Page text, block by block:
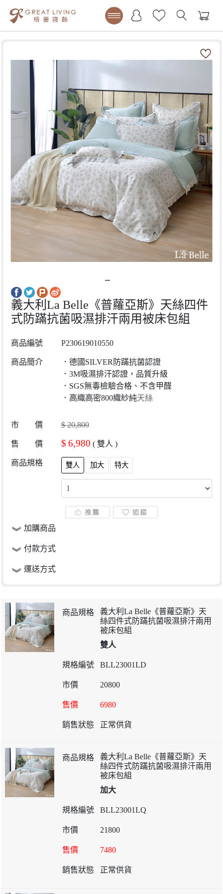
義大利La Belle《普蘿亞斯》天絲四件
式防蹣抗菌吸濕排汗兩用被床包組
商品編號 P230619010550
商品簡介
．德國SILVER防蹣抗菌認證
．3M吸濕排汗認證，品質升級
．SGS無毒檢驗合格、不含甲醛
．高織高密800織紗純天絲
市 價 $ 20,800
售 價 $ 6,980 ( 雙人 )
商品規格 雙人 加大 特大
加購商品
付款方式
運送方式
義大利La Belle《普蘿亞斯》天
絲四件式防蹣抗菌吸濕排汗兩用
被床包組
雙人
BLL23001LD
20800
6980
正常供貨
義大利La Belle《普蘿亞斯》天
絲四件式防蹣抗菌吸濕排汗兩用
被床包組
加大
BLL23001LQ
21800
7480
正常供貨